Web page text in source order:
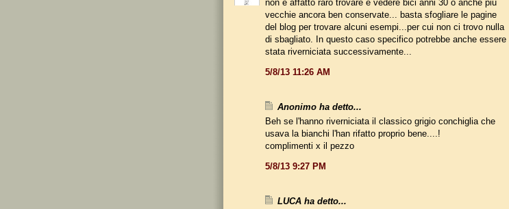
non è affatto raro trovare e vedere bici anni 30 o anche piu
vecchie ancora ben conservate... basta sfogliare le pagine
del blog per trovare alcuni esempi...per cui non ci trovo nulla
di sbagliato. In questo caso specifico potrebbe anche essere
stata riverniciata successivamente...
5/8/13 11:26 AM
Anonimo ha detto...
Beh se l'hanno riverniciata il classico grigio conchiglia che
usava la bianchi l'han rifatto proprio bene....!
complimenti x il pezzo
5/8/13 9:27 PM
LUCA ha detto...